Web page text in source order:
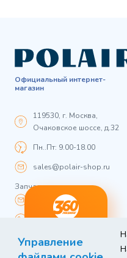
Управление
Официальный интернет-
магазин
119530, г. Москва,
Очаковское шоссе, д.32
Пн..Пт: 9.00-18.00
sales@polair-shop.ru
Запчасти:
zip@polair-shop.ru
+7 800 301 33 65
оборудование